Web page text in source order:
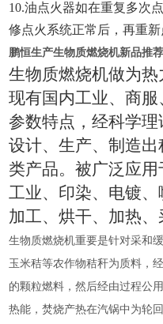
10.油点火器如在重复多次
修点火系统正常后，再重
鹏恒生产生物质燃烧机新品推
生物质燃烧机做为
现有国内工业、商
参数特点，经科学理
设计、生产、制造
类产品。被广泛应用
工业、印染、电镀
加工、烘干、加热、
生物质燃烧机重要是针对采和
玉米秸等农作物秸秆为质料，
的颗粒燃料，然后经由过程公
热能，焚烧产热在汽锅中为轮回